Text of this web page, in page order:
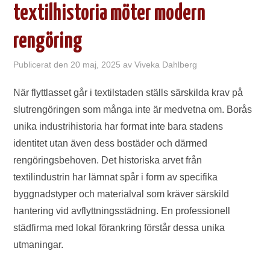
OM OSS
WORDPRESS
textilhistoria möter modern
rengöring
Publicerat den 20 maj, 2025 avViveka Dahlberg
När flyttlasset går i textilstaden ställs särskilda krav på
slutrengöringen som många inte är medvetna om. Borås
unika industrihistoria har format inte bara stadens
identitet utan även dess bostäder och därmed
rengöringsbehoven. Det historiska arvet från
textilindustrin har lämnat spår i form av specifika
byggnadstyper och materialval som kräver särskild
hantering vid avflyttningsstädning. En professionell
städfirma med lokal förankring förstår dessa unika
utmaningar.